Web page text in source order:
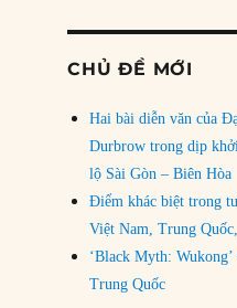
CHỦ ĐỀ MỚI
Hai bài diễn văn của
Durbrow trong dịp
lộ Sài Gòn – Biên Hòa
Điểm khác biệt trong
Việt Nam, Trung
‘Black Myth:
Trung Quốc